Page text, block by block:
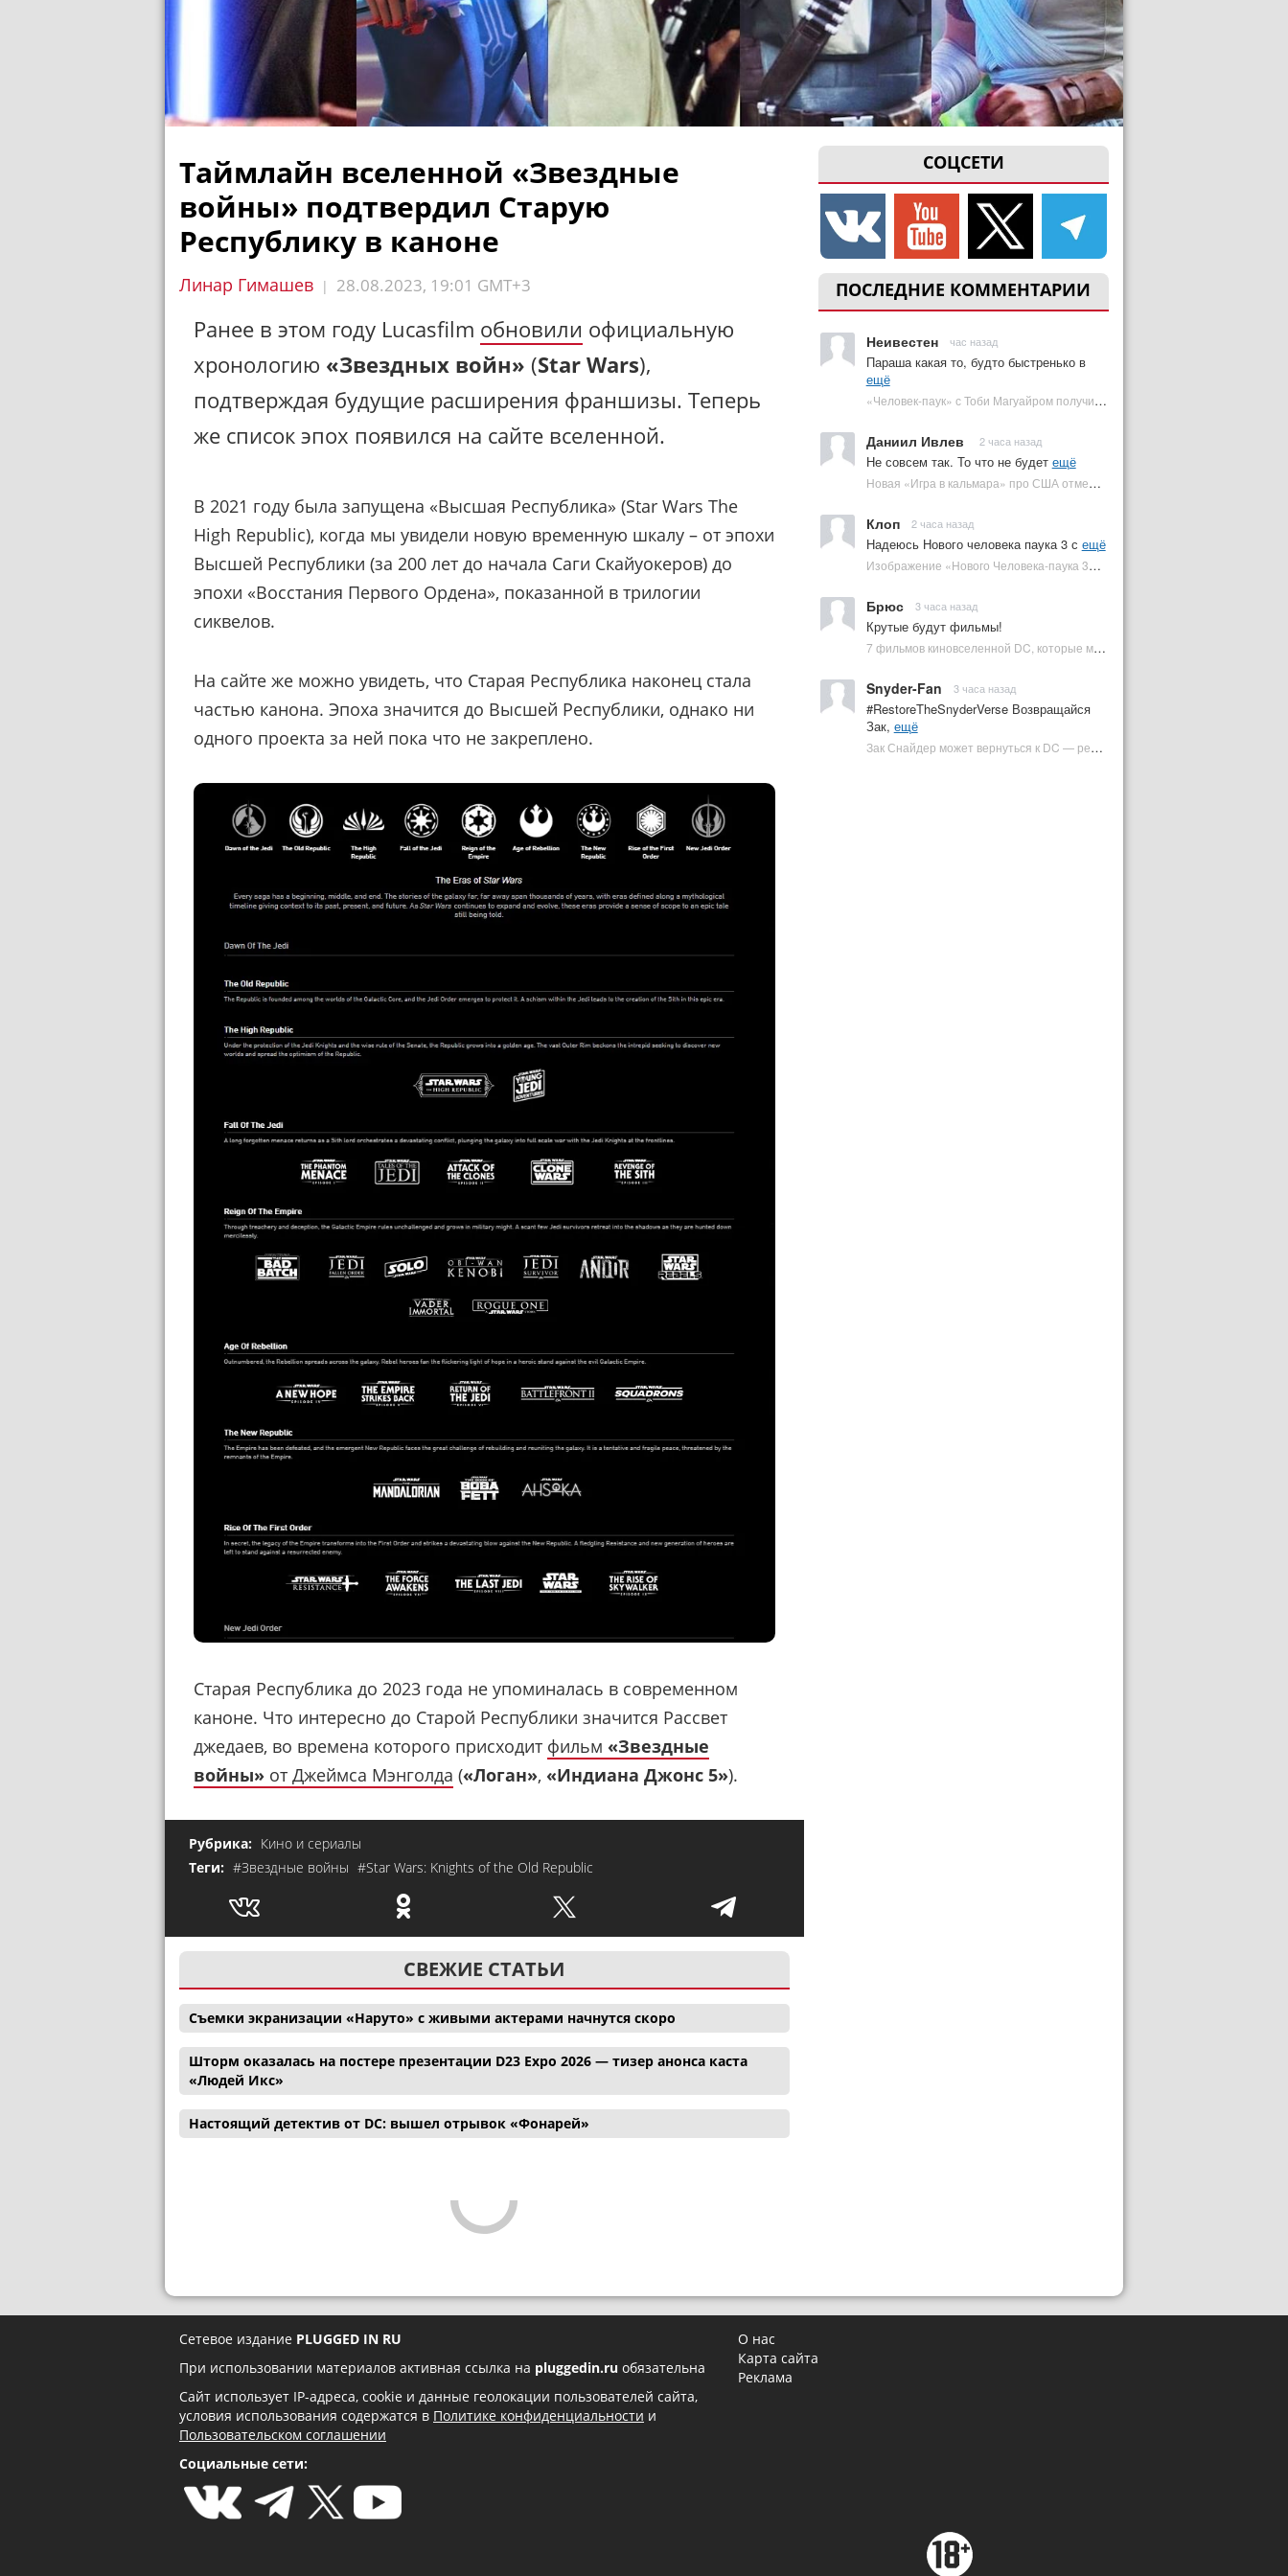
СОЦСЕТИ
ПОСЛЕДНИЕ КОММЕНТАРИИ
Неивестен час назад
Параша какая то, будто быстренько в
ещё
«Человек-паук» с Тоби Магуайром получил новый постер | Plugged In Ru
Даниил Ивлев 2 часа назад
Не совсем так. То что не будет ещё
Новая «Игра в кальмара» про США отменена | Plugged In Ru
Клоп 2 часа назад
Надеюсь Нового человека паука 3 с ещё
Изображение «Нового Человека-паука 3» подтвердило Зловещую шестерку | Plugged In Ru
Брюс 3 часа назад
Крутые будут фильмы!
7 фильмов киновселенной DC, которые может снять Зак Снайдер | Plugged In Ru
Snyder-Fan 3 часа назад
#RestoreTheSnyderVerse Возвращайся
Зак, ещё
Зак Снайдер может вернуться к DC — режиссер общался с Warner Bros. (фото) | Plugged In Ru
Таймлайн вселенной «Звездные
войны» подтвердил Старую
Республику в каноне
Линар Гимашев | 28.08.2023, 19:01 GMT+3
Ранее в этом году Lucasfilm обновили официальную
хронологию «Звездных войн» (Star Wars),
подтверждая будущие расширения франшизы. Теперь
же список эпох появился на сайте вселенной.
В 2021 году была запущена «Высшая Республика» (Star Wars The
High Republic), когда мы увидели новую временную шкалу – от эпохи
Высшей Республики (за 200 лет до начала Саги Скайуокеров) до
эпохи «Восстания Первого Ордена», показанной в трилогии
сиквелов.
На сайте же можно увидеть, что Старая Республика наконец стала
частью канона. Эпоха значится до Высшей Республики, однако ни
одного проекта за ней пока что не закреплено.
Старая Республика до 2023 года не упоминалась в современном
каноне. Что интересно до Старой Республики значится Рассвет
джедаев, во времена которого присходит фильм «Звездные
войны» от Джеймса Мэнголда («Логан», «Индиана Джонс 5»).
Рубрика: Кино и сериалы
Теги: #Звездные войны #Star Wars: Knights of the Old Republic
СВЕЖИЕ СТАТЬИ
Съемки экранизации «Наруто» с живыми актерами начнутся скоро
Шторм оказалась на постере презентации D23 Expo 2026 — тизер анонса каста
«Людей Икс»
Настоящий детектив от DC: вышел отрывок «Фонарей»
Сетевое издание PLUGGED IN RU
При использовании материалов активная ссылка на pluggedin.ru обязательна
Сайт использует IP-адреса, cookie и данные геолокации пользователей сайта,
условия использования содержатся в Политике конфиденциальности и
Пользовательском соглашении
Социальные сети:
О нас
Карта сайта
Реклама